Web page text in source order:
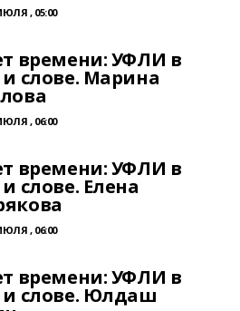
, 05:00
времени: УФЛИ в
слове. Марина
, 06:00
времени: УФЛИ в
слове. Елена
, 06:00
времени: УФЛИ в
слове. Юлдаш